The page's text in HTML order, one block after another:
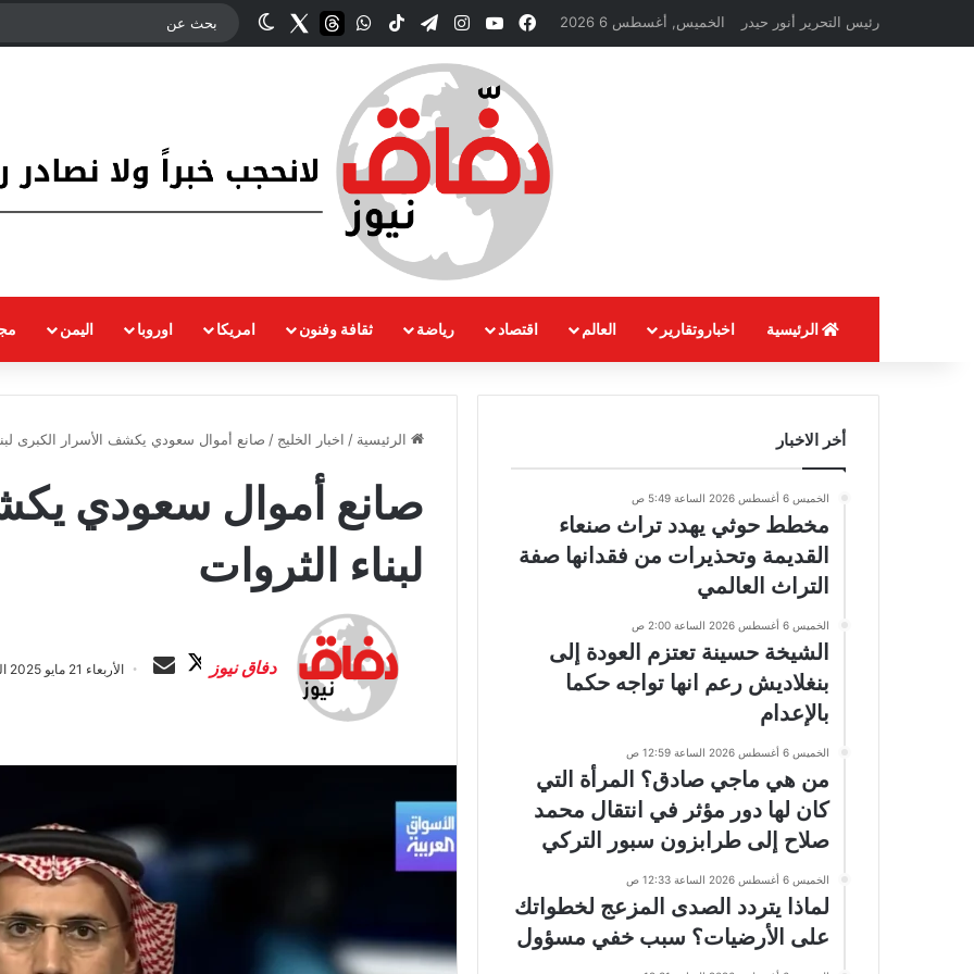
رئيس التحرير أنور حيدر الخميس, أغسطس 6 2026 فيسبوك‫YouTubeانستقرام
تيلقرام ‫TikTokواتسابthreads
Twitterالوضع المظلم
الرئيسية اخباروتقارير العالم اقتصاد رياضة ثقافة وفنون امريكا اوروبا اليمن
الرئيسية / اخبار الخليج / صانع أموال سعودي يكشف الأسرار الكبرى
صانع أموال سعودي
لبناء الثروات
دفاق نيوز
ا
ب
ل
ر
ا
إ
ل
ك
ت
الأربعاء 21 مايو 2025 الساعة 5:29 ص
أخر الاخبار
الخميس 6 أغسطس 2026 الساعة 5:49 ص
مخطط حوثي يهدد تراث صنعاء
القديمة وتحذيرات من فقدانها صفة
التراث العالمي
الخميس 6 أغسطس 2026 الساعة 2:00 ص
الشيخة حسينة تعتزم العودة إلى
بنغلاديش رعم انها تواجه حكما
بالإعدام
الخميس 6 أغسطس 2026 الساعة 12:59 ص
من هي ماجي صادق؟ المرأة التي
كان لها دور مؤثر في انتقال محمد
صلاح إلى طرابزون سبور التركي
الخميس 6 أغسطس 2026 الساعة 12:33 ص
لماذا يتردد الصدى المزعج لخطواتك
على الأرضيات؟ سبب خفي مسؤول